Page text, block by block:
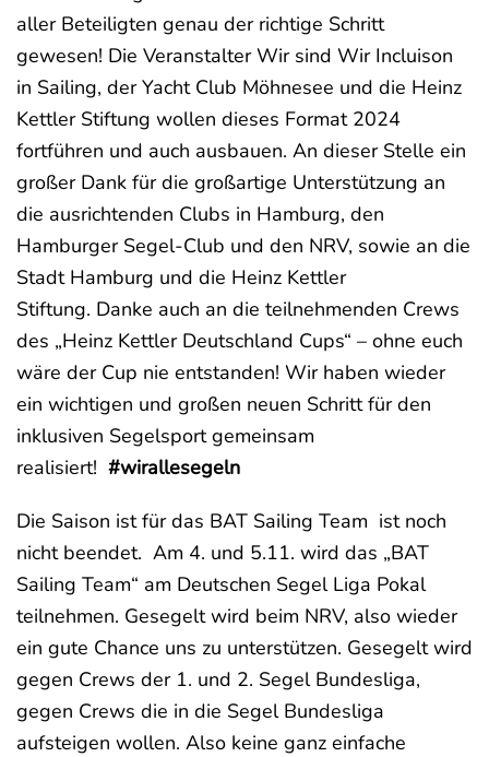
aller Beteiligten genau der richtige Schritt
gewesen! Die Veranstalter Wir sind Wir Incluison
in Sailing, der Yacht Club Möhnesee und die Heinz
Kettler Stiftung wollen dieses Format 2024
fortführen und auch ausbauen. An dieser Stelle ein
großer Dank für die großartige Unterstützung an
die ausrichtenden Clubs in Hamburg, den
Hamburger Segel-Club und den NRV, sowie an die
Stadt Hamburg und die Heinz Kettler
Stiftung. Danke auch an die teilnehmenden Crews
des „Heinz Kettler Deutschland Cups“ – ohne euch
wäre der Cup nie entstanden! Wir haben wieder
ein wichtigen und großen neuen Schritt für den
inklusiven Segelsport gemeinsam
realisiert! #wirallesegeln
Die Saison ist für das BAT Sailing Team ist noch
nicht beendet. Am 4. und 5.11. wird das „BAT
Sailing Team“ am Deutschen Segel Liga Pokal
teilnehmen. Gesegelt wird beim NRV, also wieder
ein gute Chance uns zu unterstützen. Gesegelt wird
gegen Crews der 1. und 2. Segel Bundesliga,
gegen Crews die in die Segel Bundesliga
aufsteigen wollen. Also keine ganz einfache